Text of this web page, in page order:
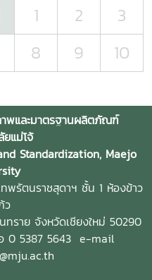
1 2
3
8 9 10
พและมาตรฐานผลิตภัณฑ์
ยแม่โจ้
Standardization, Maejo
ทพรัตนราชสุดาฯ ชั้น 1 ห้องข้าว
ว
ทราย จังหวัดเชียงใหม่ 50290
0 5387 5643 e-mail